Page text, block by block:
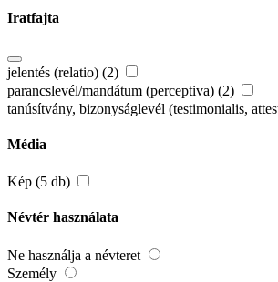
Iratfajta
jelentés (relatio) (2)
parancslevél/mandátum (perceptiva) (2)
tanúsítvány, bizonyságlevél (testimonialis,
Média
Kép (5 db)
Névtér használata
Ne használja a névteret
Személy